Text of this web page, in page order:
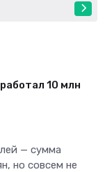
10 млн
— сумма
но совсем не